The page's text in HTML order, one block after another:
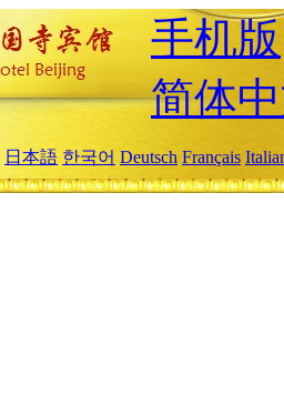
手机版
简体
日本語 한국어 Deutsch Français